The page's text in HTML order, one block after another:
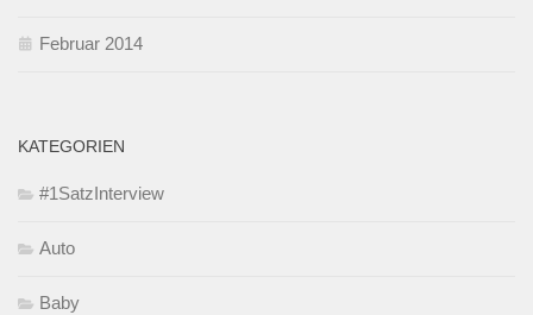
Februar 2014
KATEGORIEN
#1SatzInterview
Auto
Baby